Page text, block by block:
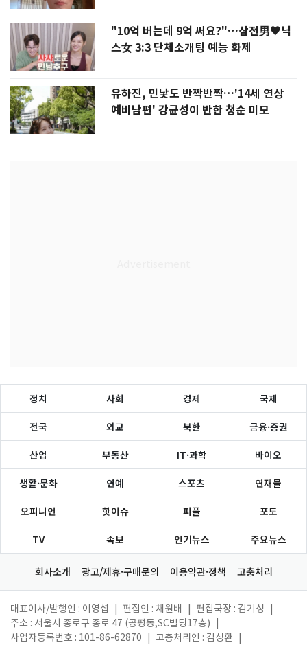
"10억 버는데 9억 써요?"…삼전男♥닉
스女 3:3 단체소개팅 예능 화제
유하진, 민낯도 반짝반짝…'14세 연상
예비남편' 강균성이 반한 청순 미모
정치 사회 경제 국제
전국 외교 북한 금융·증권
산업 부동산 IT·과학 바이오
생활·문화 연예 스포츠 연재물
오피니언 핫이슈 피플 포토
TV 속보 인기뉴스 주요뉴스
회사소개 광고/제휴·구매문의 이용약관·정책 고충처리
대표이사/발행인 : 이영섭 편집인 : 채원배 편집국장 : 김기성
주소 : 서울시 종로구 종로 47 (공평동,SC빌딩17층)
사업자등록번호 : 101-86-62870
고충처리인 : 김성환